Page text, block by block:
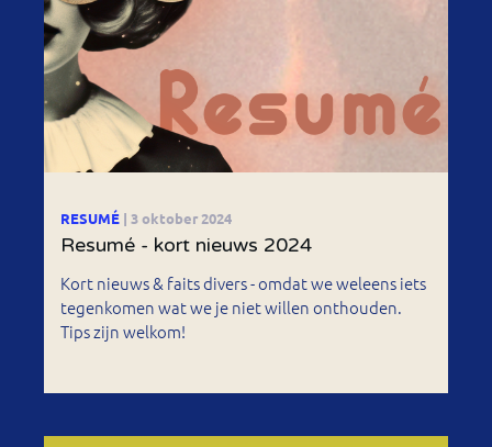
RESUMÉ | 3 oktober 2024
Resumé - kort nieuws 2024
Kort nieuws & faits divers - omdat we weleens iets
tegenkomen wat we je niet willen onthouden.
Tips zijn welkom!